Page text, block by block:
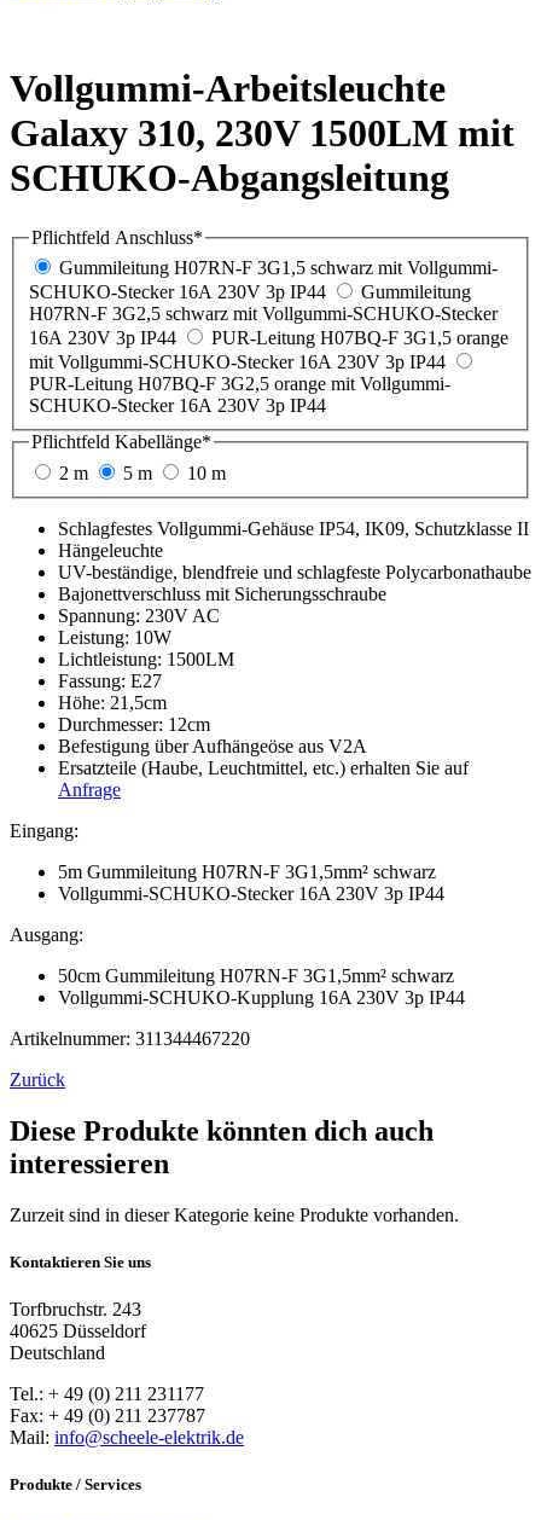
Vollgummi-Arbeitsleuchte
Galaxy 310, 230V 1500LM mit
SCHUKO-Abgangsleitung
Pflichtfeld Anschluss*
Gummileitung H07RN-F 3G1,5 schwarz mit Vollgummi-
SCHUKO-Stecker 16A 230V 3p IP44
Gummileitung
H07RN-F 3G2,5 schwarz mit Vollgummi-SCHUKO-Stecker
16A 230V 3p IP44
PUR-Leitung H07BQ-F 3G1,5 orange
mit Vollgummi-SCHUKO-Stecker 16A 230V 3p IP44
PUR-Leitung H07BQ-F 3G2,5 orange mit Vollgummi-
SCHUKO-Stecker 16A 230V 3p IP44
Pflichtfeld Kabellänge*
2 m
5 m 10 m
Schlagfestes Vollgummi-Gehäuse IP54, IK09, Schutzklasse II
Hängeleuchte
UV-beständige, blendfreie und schlagfeste Polycarbonathaube
Bajonettverschluss mit Sicherungsschraube
Spannung: 230V AC
Leistung: 10W
Lichtleistung: 1500LM
Fassung: E27
Höhe: 21,5cm
Durchmesser: 12cm
Befestigung über Aufhängeöse aus V2A
Ersatzteile (Haube, Leuchtmittel, etc.) erhalten Sie auf
Anfrage
Eingang:
5m Gummileitung H07RN-F 3G1,5mm² schwarz
Vollgummi-SCHUKO-Stecker 16A 230V 3p IP44
Ausgang:
50cm Gummileitung H07RN-F 3G1,5mm² schwarz
Vollgummi-SCHUKO-Kupplung 16A 230V 3p IP44
Artikelnummer: 311344467220
Zurück
Diese Produkte könnten dich auch
interessieren
Zurzeit sind in dieser Kategorie keine Produkte vorhanden.
Kontaktieren Sie uns
Torfbruchstr. 243
40625 Düsseldorf
Deutschland
Tel.: + 49 (0) 211 231177
Fax: + 49 (0) 211 237787
Mail: info@scheele-elektrik.de
Produkte / Services